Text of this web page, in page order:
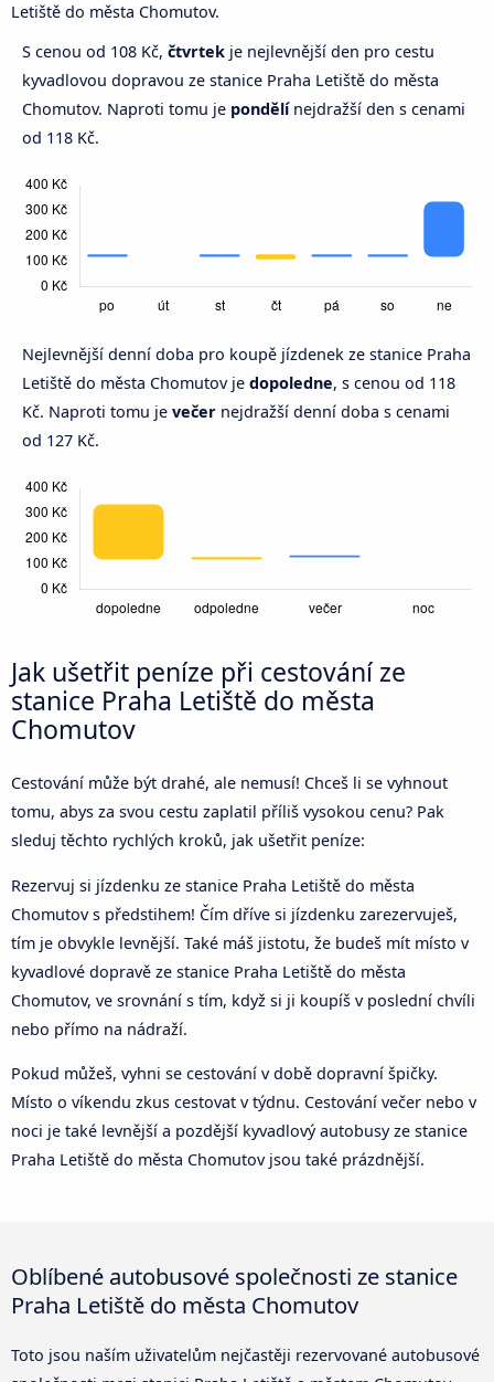
Letiště do města Chomutov.
S cenou od 108 Kč, čtvrtek je nejlevnější den pro cestu
kyvadlovou dopravou ze stanice Praha Letiště do města
Chomutov. Naproti tomu je pondělínejdražší den s cenami
od 118 Kč.
Nejlevnější denní doba pro koupě jízdenek ze stanice Praha
Letiště do města Chomutov je dopoledne, s cenou od 118
Kč. Naproti tomu je večer nejdražší denní doba s cenami
od 127 Kč.
Jak ušetřit peníze při cestování ze
stanice Praha Letiště do města
Chomutov
Cestování může být drahé, ale nemusí! Chceš li se vyhnout
tomu, abys za svou cestu zaplatil příliš vysokou cenu? Pak
sleduj těchto rychlých kroků, jak ušetřit peníze:
Rezervuj si jízdenku ze stanice Praha Letiště do města
Chomutov s předstihem! Čím dříve si jízdenku zarezervuješ,
tím je obvykle levnější. Také máš jistotu, že budeš mít místo v
kyvadlové dopravě ze stanice Praha Letiště do města
Chomutov, ve srovnání s tím, když si ji koupíš v poslední chvíli
nebo přímo na nádraží.
Pokud můžeš, vyhni se cestování v době dopravní špičky.
Místo o víkendu zkus cestovat v týdnu. Cestování večer nebo v
noci je také levnější a pozdější kyvadlový autobusy ze stanice
Praha Letiště do města Chomutov jsou také prázdnější.
Oblíbené autobusové společnosti ze stanice
Praha Letiště do města Chomutov
Toto jsou naším uživatelům nejčastěji rezervované autobusové